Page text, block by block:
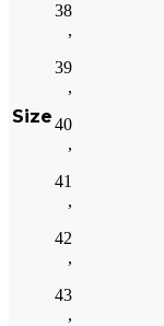
Size
38
,
39
,
40
,
41
,
42
,
43
,